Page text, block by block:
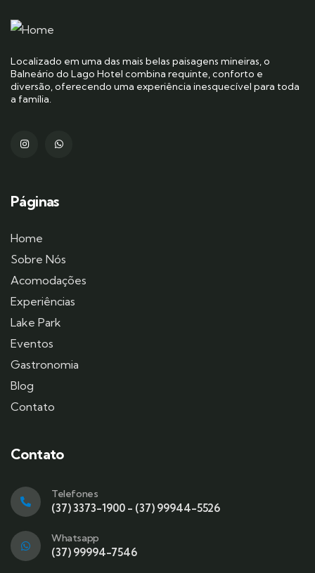
Localizado em uma das mais belas paisagens mineiras, o
Balneário do Lago Hotel combina requinte, conforto e
diversão, oferecendo uma experiência inesquecível para toda
a família.
Páginas
Home
Sobre Nós
Acomodações
Experiências
Lake Park
Eventos
Gastronomia
Blog
Contato
Contato
Telefones
(37) 3373-1900 - (37) 99944-5526
Whatsapp
(37) 99994-7546